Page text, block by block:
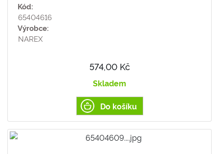
Kód:
65404616
Výrobce:
NAREX
574,00 Kč
Skladem
Do košíku